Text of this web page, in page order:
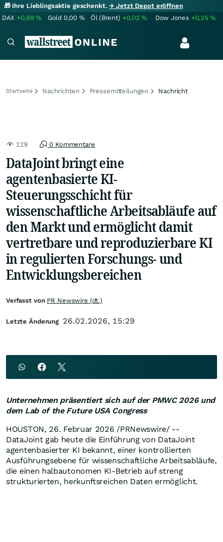
🎁 Ihre Lieblingsaktie geschenkt.→ Jetzt Depot eröffnen
DAX +0,69% Gold 0,00 % Öl (Brent) +0,02% Dow Jones +0,25%
Startseite Nachrichten Pressemitteilungen Nachricht
129 0 Kommentare
DataJoint bringt eine
agentenbasierte KI-
Steuerungsschicht für
wissenschaftliche Arbeitsabläufe auf
den Markt und ermöglicht damit
vertretbare und reproduzierbare KI
in regulierten Forschungs- und
Entwicklungsbereichen
Unternehmen präsentiert sich auf der PMWC 2026 und
dem Lab of the Future USA Congress
HOUSTON, 26. Februar 2026 /PRNewswire/ --
DataJoint gab heute die Einführung von DataJoint
agentenbasierter KI bekannt, einer kontrollierten
Ausführungsebene für wissenschaftliche Arbeitsabläufe,
die einen halbautonomen KI-Betrieb auf streng
strukturierten, herkunftsreichen Daten ermöglicht.
Verfasst von PR Newswire (dt.)
Letzte Änderung 26.02.2026, 15:29